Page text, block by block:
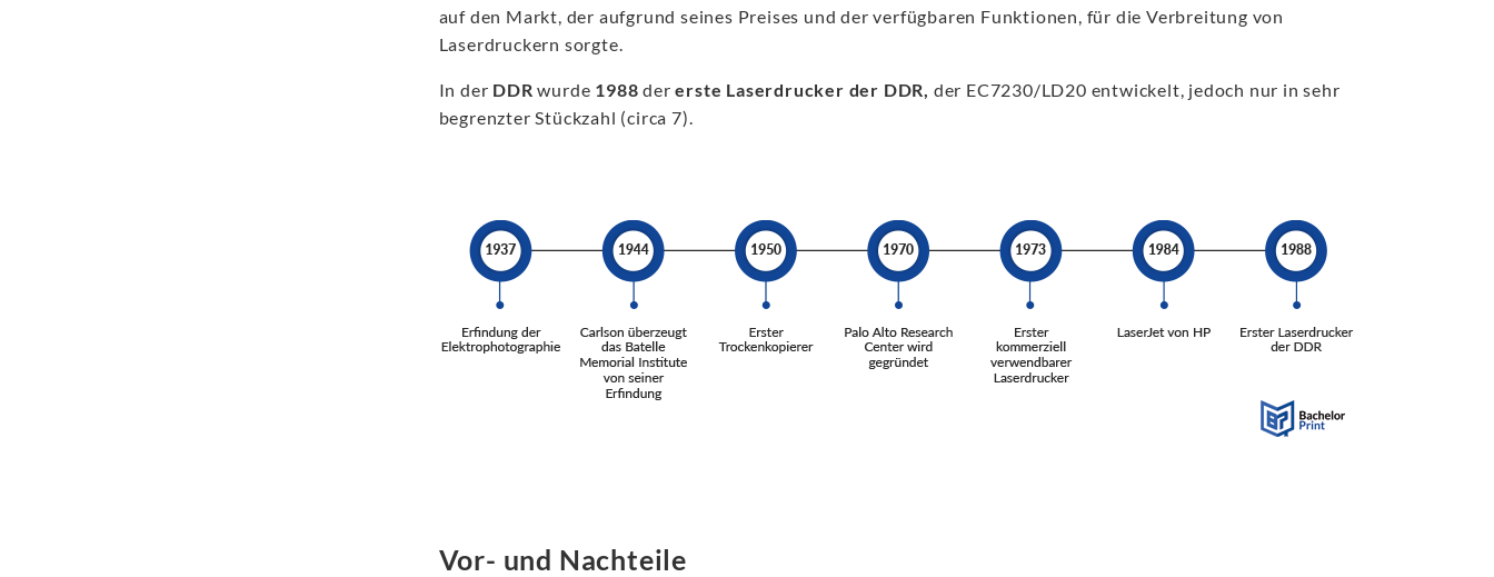
auf den Markt, der aufgrund seines Preises und der verfügbaren Funktionen, für die Verbreitung von
Laserdruckern sorgte.
In der DDR wurde 1988 dererste Laserdrucker der DDR, der EC7230/LD20 entwickelt, jedoch nur in sehr
begrenzter Stückzahl (circa 7).
Vor- und Nachteile